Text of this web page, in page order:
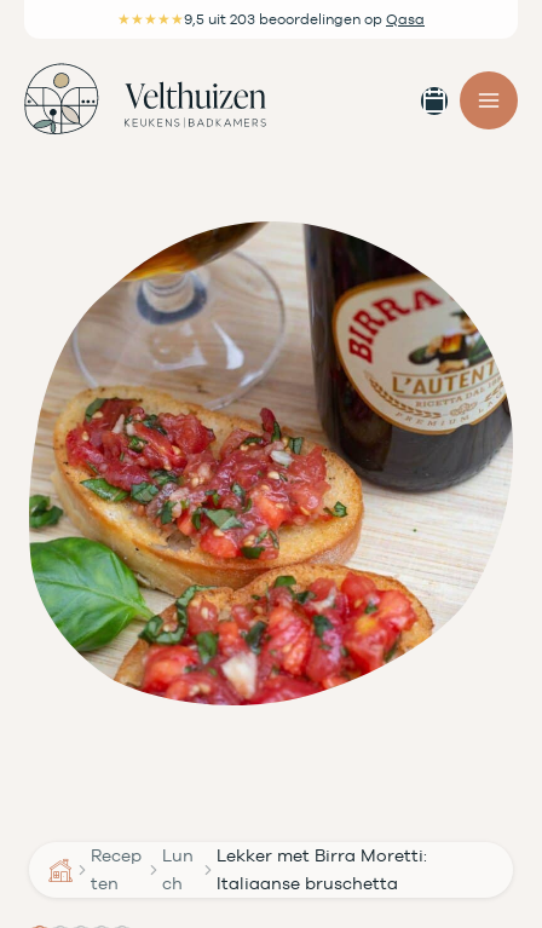
inhoud
★★★★★9,5 uit 203 beoordelingen op Qasa
maken
Recep
ten
Lun
ch
Lekker met Birra Moretti:
Italiaanse bruschetta